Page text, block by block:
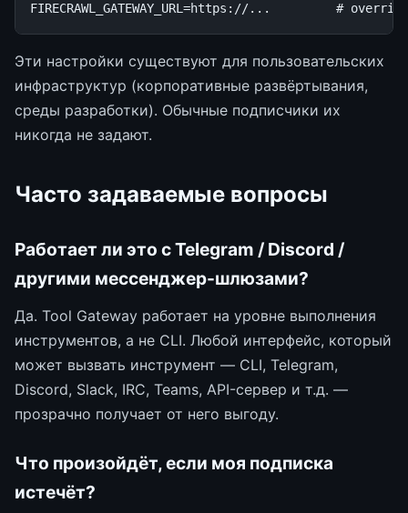
FIRECRAWL_GATEWAY_URL =https://... #
Эти настройки существуют для пользовательских
инфраструктур (корпоративные развёртывания,
среды разработки). Обычные подписчики их
никогда не задают.
Часто задаваемые вопросы
Работает ли это с Telegram / Discord /
другими мессенджер-шлюзами?
Да. Tool Gateway работает на уровне выполнения
инструментов, а не CLI. Любой интерфейс, который
может вызвать инструмент — CLI, Telegram,
Discord, Slack, IRC, Teams, API-сервер и т.д. —
прозрачно получает от него выгоду.
Что произойдёт, если моя подписка
истечёт?